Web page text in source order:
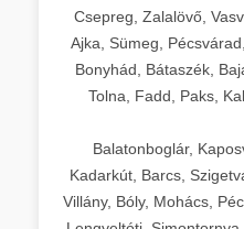
Csepreg, Zalalövő,
Ajka, Sümeg,
Bonyhád, Bátaszék,
Tolna, Fadd, Paks,
Balatonboglár,
Kadarkút, Barcs,
Villány, Bóly, Mohács,